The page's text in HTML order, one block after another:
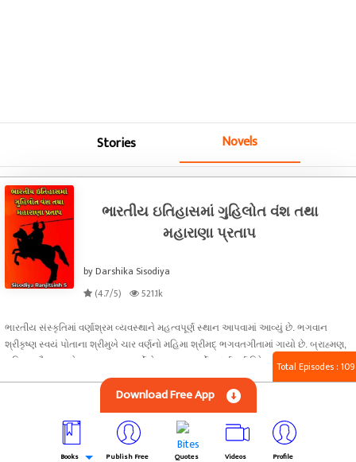
Stories Novels
ભારતીય ઇતિહાસમાં ગુહિલોત વંશ તથા
મહારાણા પ્રતાપ
by Darshika Sisodiya
(4.7/5)
521.1k
ભારતીય સંસ્કૃતિમાં વર્ણાશ્રમ વ્યવસ્થાને મહત્વપૂર્ણ સ્થાન આપવામાં આવ્યું છે. ભગવાન
શ્રીકૃષ્ણ સ્વયં પોતાના શ્રીમુખે ચાર વર્ણનો મહિમા શ્રીમદ્ ભગવતગીતામાં ગાયો છે. બ્રાહ્મણ,
ક્ષત્રિય, વૈશ્ય અને શૂદ્ર આ ચાર વર્ણો છે. આ ચાર વર્ણોના ધર્મ કર્મ વિષે ભારતીય સમાજ
માહિતી ધરાવે છે. આ ચાર વર્ણો પૈકી ક્ષત્રિય વર્ણની વાત આપણે કરીશુ. ક્ષત્રિય એક મહાજાતિ
છે. સૃષ્ટિની ઉત્પત્તિથી માંડીને આજ સુધી નદીના પ્રવાહની માફક આ જાતિનું વહેણ
અણથમ્ભયું આગળ વધતું ગયું છે. ક્ષત્રાયત તુ કિલત્રાય્ત તુ દગ્રઃ। ક્ષત્રસ્ય શબ્દો ભુવનેશ
રૃઢઃ । આમા ક્ષત્રિય શબ્દનો અર્થ આપ્યો છે. જે નર નિર્બળની રક્ષા કરેં એના પર થનાર
અત્યાચારથી છુટકારો અપાવી શકે એજ યથાર્થ રૂપમાં ક્ષત્રિય છે. ત્રણેય લોકમાં ક્ષત્રિય
Total Episodes : 109
Download Free App
Books Publish Free Quotes Videos Profile